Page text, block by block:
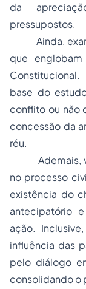
da
pressupostos.
Ainda,
que
base do
conflito ou não
concessão da
réu.
Ademais,
no processo
existência do
antecipatório
ação.
influência das
pelo diálogo
consolidando o